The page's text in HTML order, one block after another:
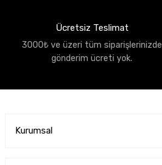
Ücretsiz Teslimat
3000₺ ve üzeri tüm siparişlerinizde
gönderim ücreti yok.
Kurumsal